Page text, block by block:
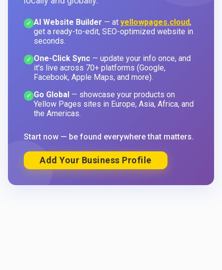
✓ AI Website Builder — at yellowpages.cloud,
get a ready-to-edit, SEO-optimized website in
seconds.
✓ One-Click Sync — update your info once, and
it's live across 70+ platforms (Google,
Facebook, Apple Maps, and more).
✓ Go Global — showcase your products on
Yellow Pages sites in Europe, Asia, Africa, and
the Americas.
Start now — be found everywhere that matters.
Add Your Business Profile